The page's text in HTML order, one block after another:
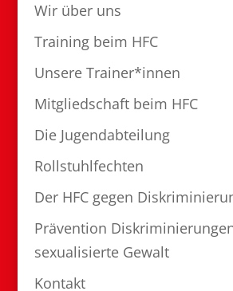
Wir über uns
Training beim HFC
Unsere Trainer*innen
Mitgliedschaft beim HFC
Die Jugendabteilung
Rollstuhlfechten
Der HFC gegen
Prävention
sexualisierte Gewalt
Kontakt